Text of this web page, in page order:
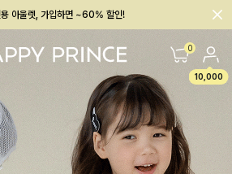
용 아울렛, 가입하면 ~60% 할인!
멤버십 최대 28,000원 혜택 0
10,000
아우터/상의 하의/레깅스